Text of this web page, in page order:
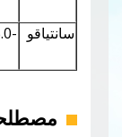
17
38
0